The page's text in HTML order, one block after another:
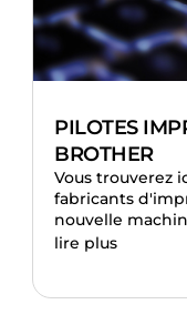
PILOTES
BROTHER
Vous trouverez
fabricants
nouvelle
lire plus